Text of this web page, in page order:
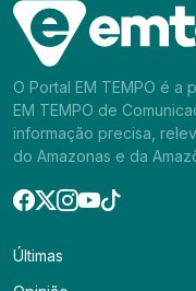
O Portal EM TEMPO é a
EM TEMPO de
informação precisa,
do Amazonas e da
Últimas